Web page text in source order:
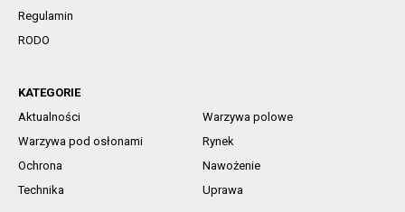
Regulamin
RODO
KATEGORIE
Aktualności
Warzywa polowe
Warzywa pod osłonami
Rynek
Ochrona
Nawożenie
Technika
Uprawa